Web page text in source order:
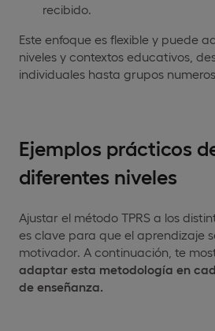
recibido.
Este enfoque es flexible y puede
niveles y contextos educativos,
individuales hasta grupos
Ejemplos prácticos
diferentes niveles
Ajustar el método TPRS a los
es clave para que el aprendizaje
motivador. A continuación, te
adaptar esta metodología en
de enseñanza.